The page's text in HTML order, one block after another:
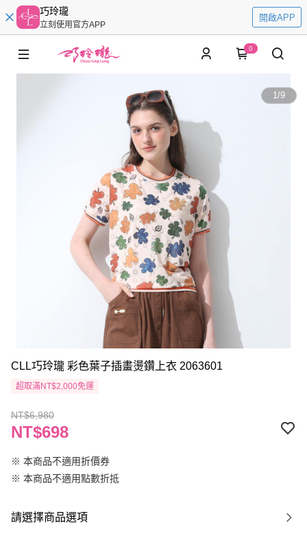
巧玲瓏
立刻使用官方APP
開啟APP
0
1/9
CLL巧玲瓏 彩色葉子插畫燙鑽上衣 2063601
超取滿NT$2,000免運
NT$6,980
NT$698
※ 本商品不適用折價券
※ 本商品不適用點數折抵
請選擇商品選項